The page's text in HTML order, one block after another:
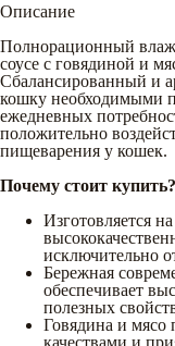
Описание
Полнорационный
соусе с говядиной и
Сбалансированный и
кошку необходимыми
ежедневных
положительно
пищеварения у кошек.
Почему стоит купить?
Изготовляется
исключительно
Бережная
обеспечивает
полезных
Говядина и
качествами и